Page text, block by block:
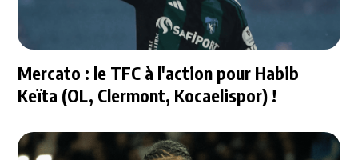
Mercato : le TFC à l'action pour Habib
Keïta (OL, Clermont, Kocaelispor) !